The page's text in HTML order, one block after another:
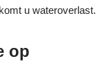
u wateroverlast.
op